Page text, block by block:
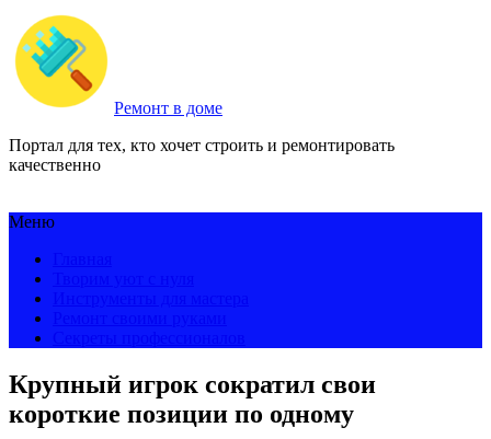
Ремонт в доме
Портал для тех, кто хочет строить и ремонтировать
качественно
Меню
Крупный игрок сократил свои
короткие позиции по одному